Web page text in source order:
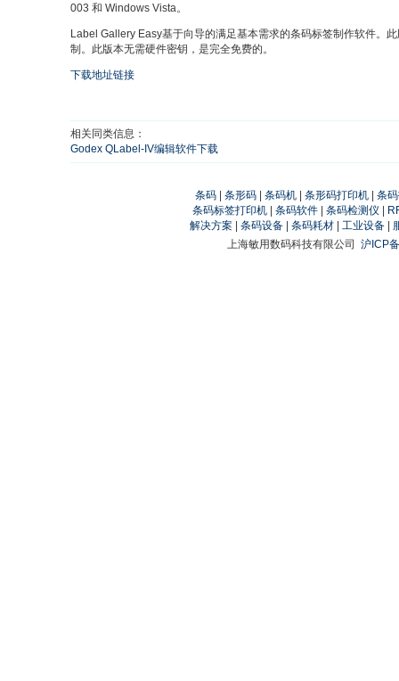
003 和 Windows Vista。
Label Gallery Easy基于向导的满足基本需求的条码标签制作软件。
制。此版本无需硬件密钥，是完全免费的。
下载地址链接
相关同类信息：
Godex QLabel-IV编辑软件下载
条码 条形码 条码机 条形码打印机
条
条码标签打印机| 条码软件| 条码检测仪
解决方案
条码设备 条码耗材 工业设备
上海敏用数码科技有限公司 沪ICP